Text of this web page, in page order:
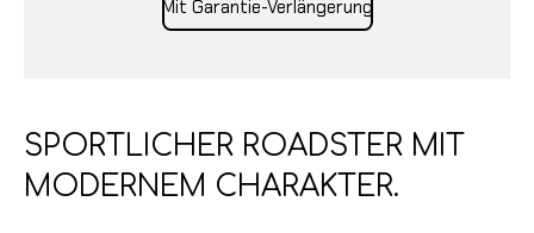
Mit Garantie-Verlängerung
SPORTLICHER ROADSTER MIT
MODERNEM CHARAKTER.